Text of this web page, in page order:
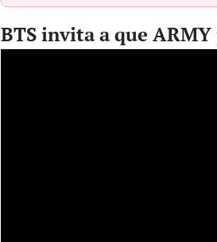
BTS invita a que ARMY